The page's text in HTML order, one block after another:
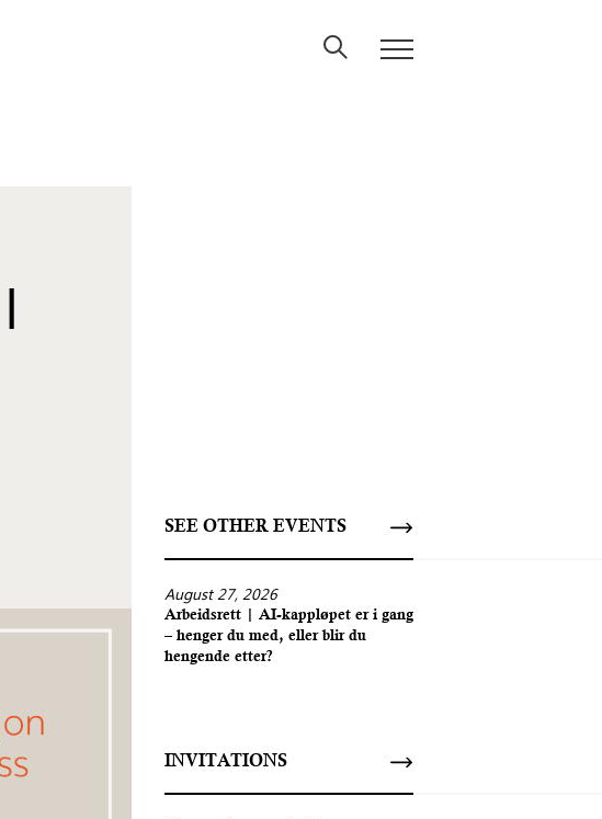
SEE OTHER EVENTS
August 27, 2026
Arbeidsrett | AI-kappløpet er i gang
– henger du med, eller blir du
hengende etter?
INVITATIONS